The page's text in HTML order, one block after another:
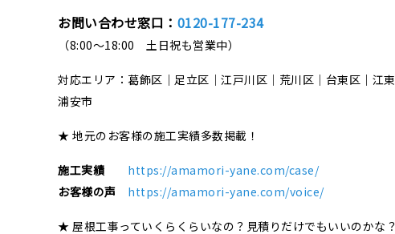
お問い合わせ窓口： 0120-177-234
（8:00～18:00 土日祝も営業中）
対応エリア：葛飾区｜足立区｜江戸川区｜荒川区｜台東区｜江
浦安市
★ 地元のお客様の施工実績多数掲載！
施工実績
https://amamori-yane.com/case/
お客様の声
https://amamori-yane.com/voice/
★ 屋根工事っていくらくらいなの？見積りだけでもいいのかな？